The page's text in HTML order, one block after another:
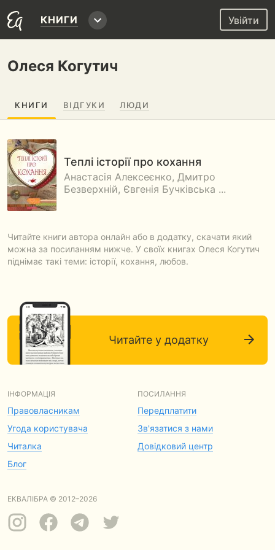
КНИГИ Увійти
Олеся Когутич
КНИГИ ВІДГУКИ ЛЮДИ
Теплі історії про кохання
Анастасія Алексеєнко, Дмитро
Безверхній, Євгенія Бучківська ...
Читайте книги автора онлайн або в додатку, скачати який
можна за посиланням нижче. У своїх книгах Олеся Когутич
піднімає такі теми: історії, кохання, любов.
Читайте у додатку
ІНФОРМАЦІЯ
Правовласникам
Угода користувача
Читалка
Блог
ПОСИЛАННЯ
Передплатити
Зв'язатися з нами
Довідковий центр
ЕКВАЛІБРА © 2012–2026